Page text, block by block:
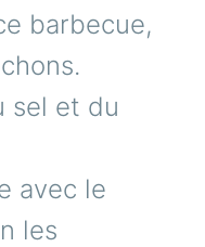
barbecue,
sel et du
avec le
les